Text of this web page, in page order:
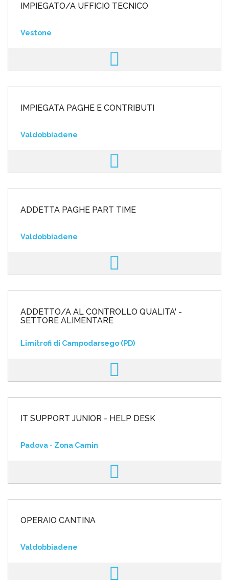
IMPIEGATO/A UFFICIO TECNICO
Vestone
IMPIEGATA PAGHE E CONTRIBUTI
Valdobbiadene
ADDETTA PAGHE PART TIME
Valdobbiadene
ADDETTO/A AL CONTROLLO QUALITA' -
SETTORE ALIMENTARE
Limitrofi di Campodarsego (PD)
IT SUPPORT JUNIOR - HELP DESK
Padova - Zona Camin
OPERAIO CANTINA
Valdobbiadene